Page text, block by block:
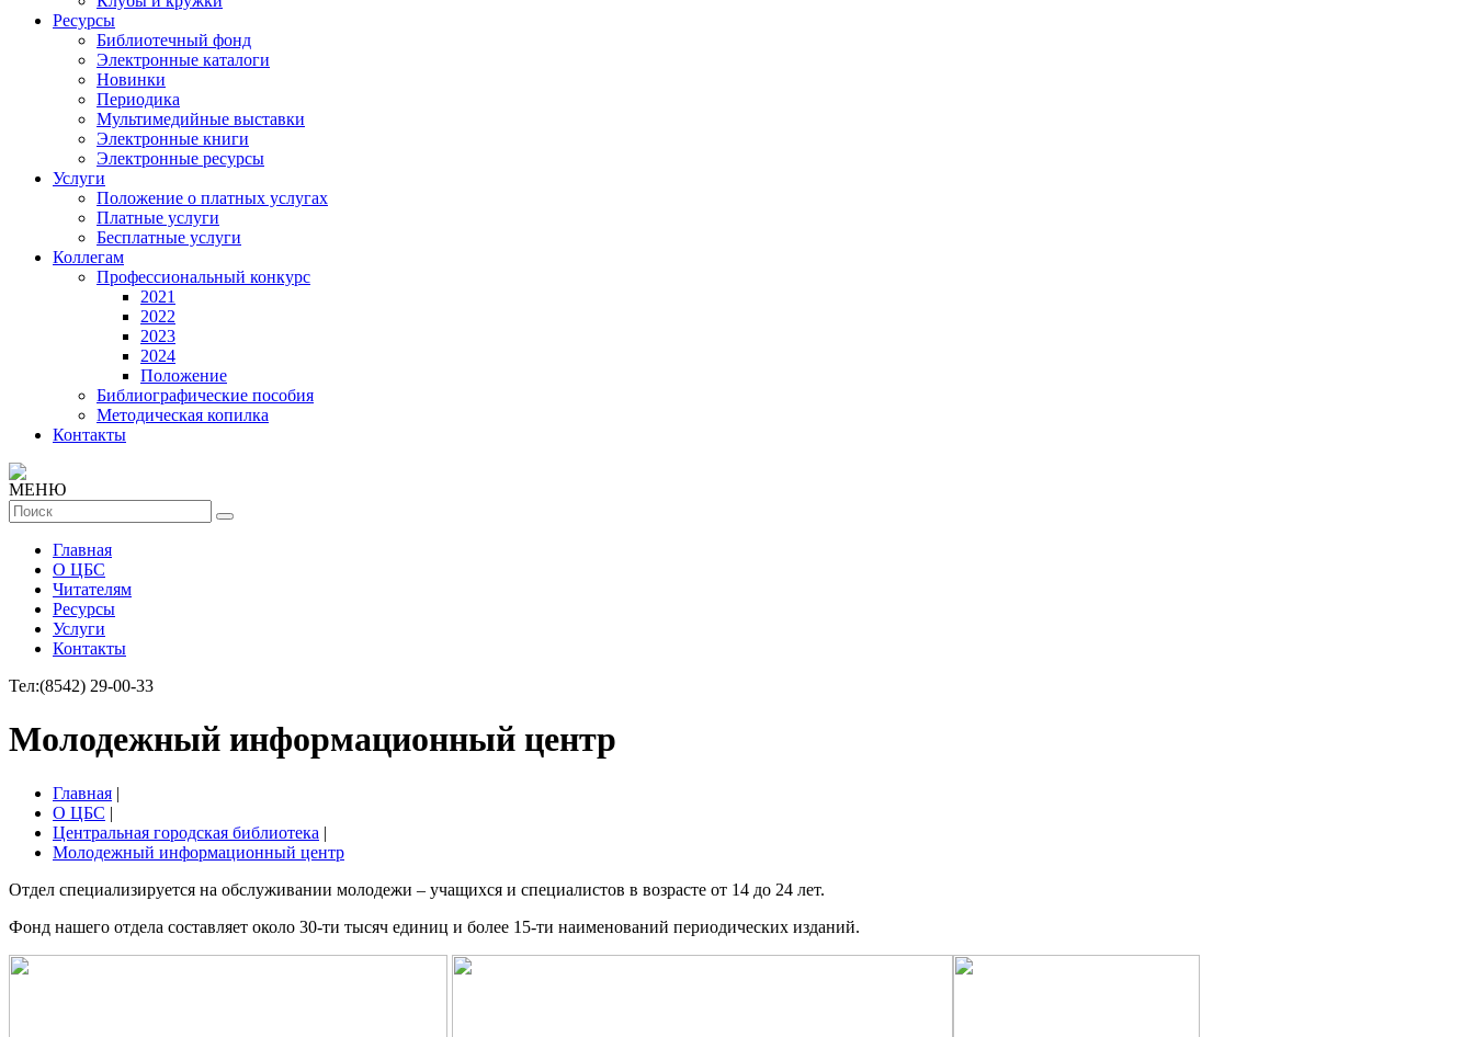
Ресурсы
Библиотечный фонд
Электронные каталоги
Новинки
Периодика
Мультимедийные выставки
Электронные книги
Электронные ресурсы
Услуги
Положение о платных услугах
Платные услуги
Бесплатные услуги
Коллегам
Профессиональный конкурс
2021
2022
2023
2024
Положение
Библиографические пособия
Методическая копилка
Контакты
МЕНЮ
Главная
О ЦБС
Читателям
Ресурсы
Услуги
Контакты
Тел:(8542) 29-00-33
Молодежный информационный центр
Главная |
О ЦБС |
Центральная городская библиотека |
Молодежный информационный центр
Отдел специализируется на обслуживании молодежи – учащихся и специалистов в возрасте от 14 до 24 лет.
Фонд нашего отдела составляет около 30-ти тысяч единиц и более 15-ти наименований периодических изданий.